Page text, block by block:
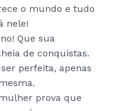
o mundo e tudo
nele!
Que sua
de conquistas.
perfeita, apenas
prova que